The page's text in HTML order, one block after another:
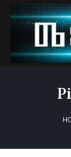
Skip
content